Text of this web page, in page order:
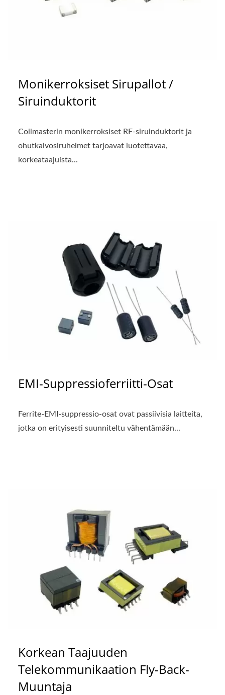
Monikerroksiset Sirupallot /
Siruinduktorit
Coilmasterin monikerroksiset RF-siruinduktorit ja
ohutkalvosiruhelmet tarjoavat luotettavaa,
korkeataajuista...
EMI-Suppressioferriitti-Osat
Ferrite-EMI-suppressio-osat ovat passiivisia laitteita,
jotka on erityisesti suunniteltu vähentämään...
Korkean Taajuuden
Telekommunikaation Fly-Back-
Muuntaja